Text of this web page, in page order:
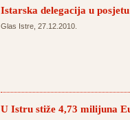
Istarska delegacija u
Glas Istre, 27.12.2010.
U Istru stiže 4,73 milijuna